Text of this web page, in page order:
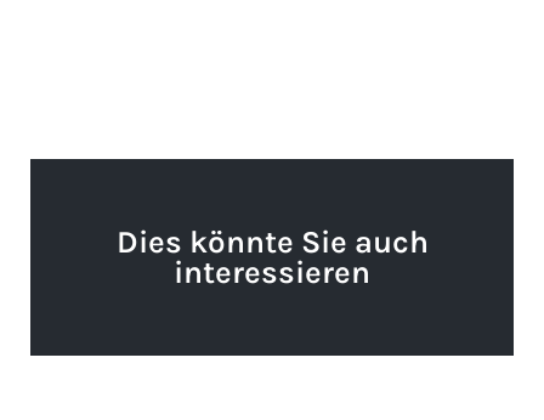
Dies könnte Sie auch
interessieren